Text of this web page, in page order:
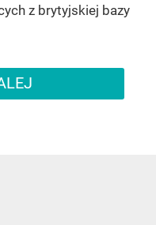
z brytyjskiej bazy